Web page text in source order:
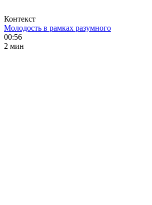
Контекст
Молодость в рамках разумного
00:56
2 мин